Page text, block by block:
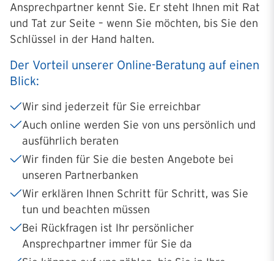
Ansprechpartner kennt Sie. Er steht Ihnen mit Rat
und Tat zur Seite – wenn Sie möchten, bis Sie den
Schlüssel in der Hand halten.
Der Vorteil unserer Online-Beratung auf einen
Blick:
Wir sind jederzeit für Sie erreichbar
Auch online werden Sie von uns persönlich und
ausführlich beraten
Wir finden für Sie die besten Angebote bei
unseren Partnerbanken
Wir erklären Ihnen Schritt für Schritt, was Sie
tun und beachten müssen
Bei Rückfragen ist Ihr persönlicher
Ansprechpartner immer für Sie da